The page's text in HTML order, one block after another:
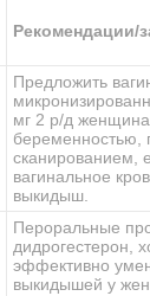
Рекомендации/
Предложить
мг 2 р/д
беременностью,
сканированием,
вагинальное
выкидыш.
Пероральные
дидрогестерон,
эффективно
выкидышей у